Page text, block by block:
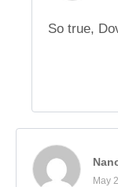
So true,
May